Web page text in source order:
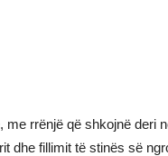
rrënjë që shkojnë deri
dhe fillimit të stinës së